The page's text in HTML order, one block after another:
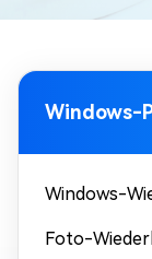
Windows-
Windows-
Foto-